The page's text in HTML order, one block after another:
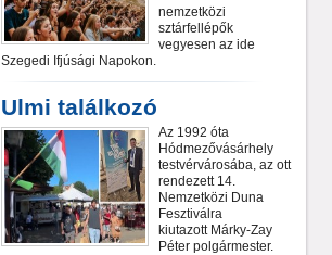
nemzetközi
sztárfellépők
vegyesen az ide
Szegedi Ifjúsági Napokon.
Ulmi találkozó
Az 1992 óta
Hódmezővásárhely
testvérvárosába, az ott
rendezett 14.
Nemzetközi Duna
Fesztiválra
kiutazott Márky-Zay
Péter polgármester.